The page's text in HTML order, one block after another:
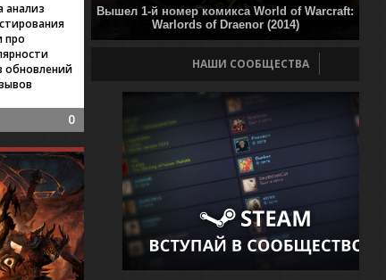
анализ
про
обновлений
0
Вышел 1-й номер комикса World of Warcraft:
Warlords of Draenor (2014)
НАШИ СООБЩЕСТВА